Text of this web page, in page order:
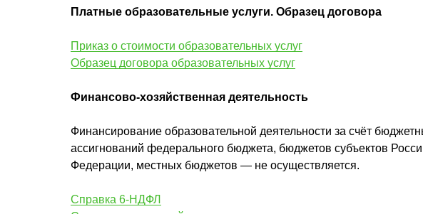
Платные образовательные услуги. Образец договора
Приказ о стоимости образовательных услуг
Образец договора образовательных услуг
Финансово-хозяйственная деятельность
Финансирование образовательной деятельности за счёт
ассигнований федерального бюджета, бюджетов субъектов
Федерации, местных бюджетов — не осуществляется.
Справка 6-НДФЛ